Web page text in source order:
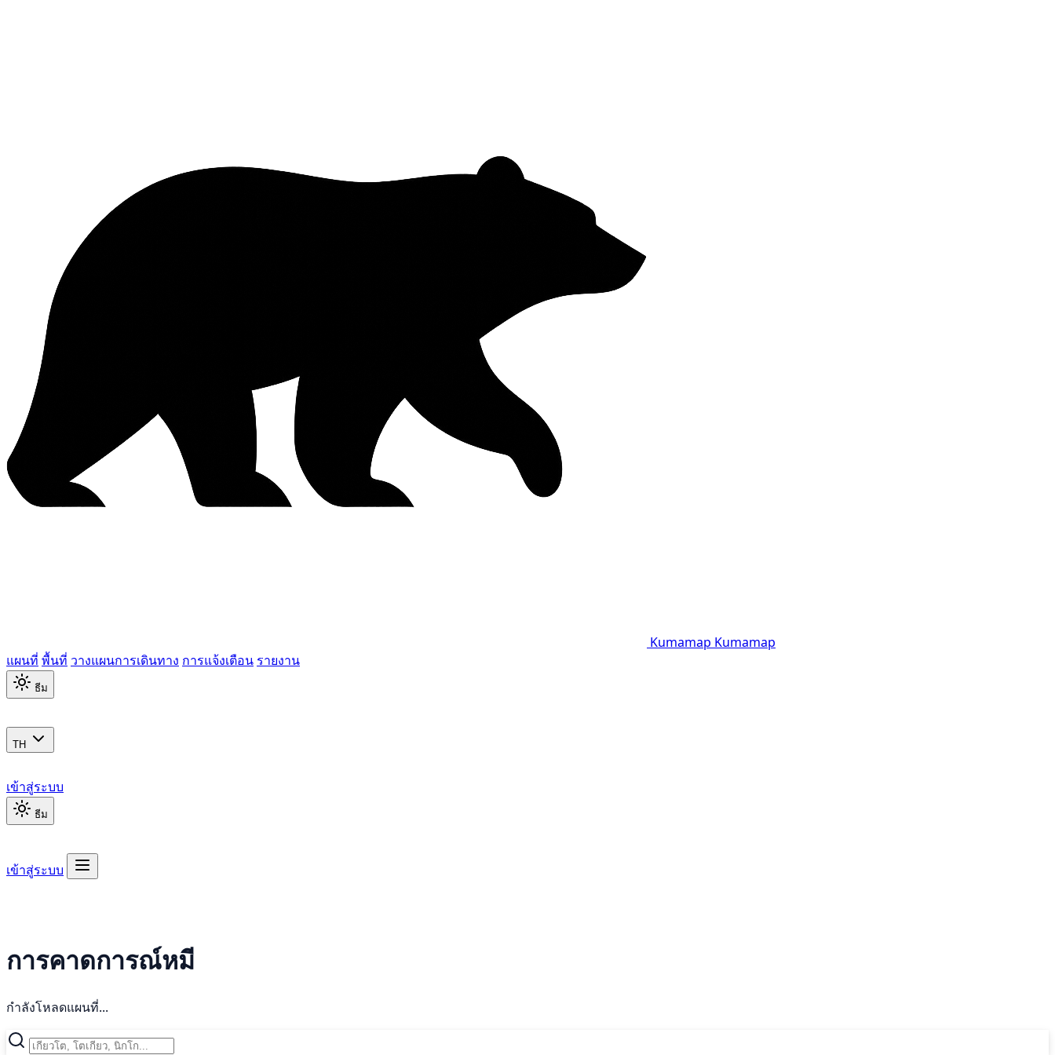
Kumamap Kumamap
แผนที่ พื้นที่ วางแผนการเดินทาง การแจ้งเตือน รายงาน
ธีม
TH
เข้าสู่ระบบ
ธีม
เข้าสู่ระบบ
การคาดการณ์หมี
กำลังโหลดแผนที่...